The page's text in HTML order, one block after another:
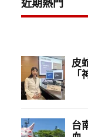
近期熱門